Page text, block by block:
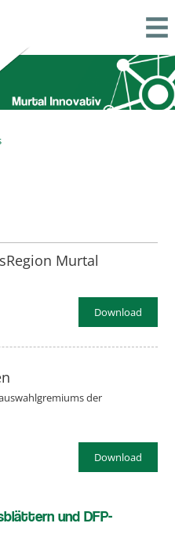
Murtal
Download
der
Download
und DFP-